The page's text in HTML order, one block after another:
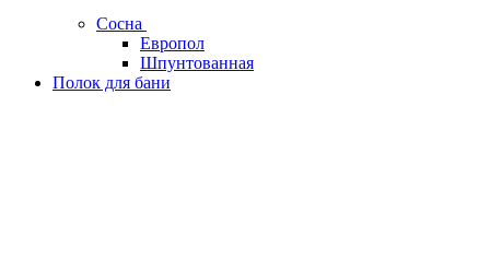
Сосна
Европол
Шпунтованная
Полок для бани